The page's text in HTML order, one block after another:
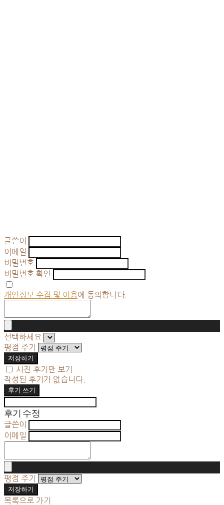
글쓴이
이메일
비밀번호
비밀번호 확인
개인정보 수집 및 이용에 동의합니다.
선택하세요
평점 주기
저장하기
사진 후기만 보기
작성된 후기가 없습니다.
후기 쓰기
후기 수정
글쓴이
이메일
평점 주기
저장하기
목록으로 가기